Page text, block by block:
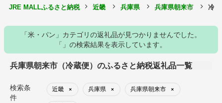
JRE MALLふるさと納税 近畿 兵庫県 兵庫県朝来市 冷
「米・パン」カテゴリの返礼品が見つかりませんでした。
「」の検索結果を表示しています。
兵庫県朝来市（冷蔵便）のふるさと納税返礼品一覧
検索条
件
近畿 × 兵庫県 × 兵庫県朝来市 ×